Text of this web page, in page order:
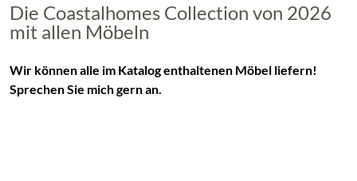
Die Coastalhomes Collection von 2026
mit allen Möbeln
Wir können alle im Katalog enthaltenen Möbel liefern!
Sprechen Sie mich gern an.